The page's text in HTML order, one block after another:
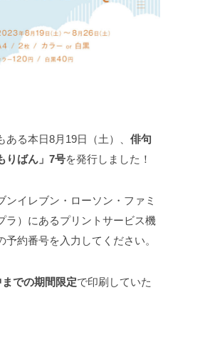
ある本日8月19日（土）、 俳句
りばん」7号を発行しました！
ンイレブン・ローソン・ファミ
ラ）にあるプリントサービス機
予約番号を入力してください。
での期間限定で印刷していた